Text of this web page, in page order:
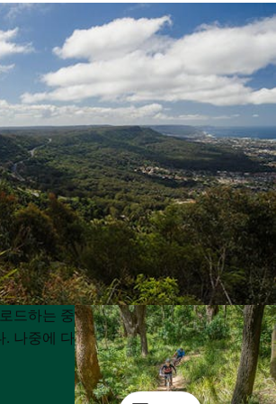
드하는 중
. 나중에 다